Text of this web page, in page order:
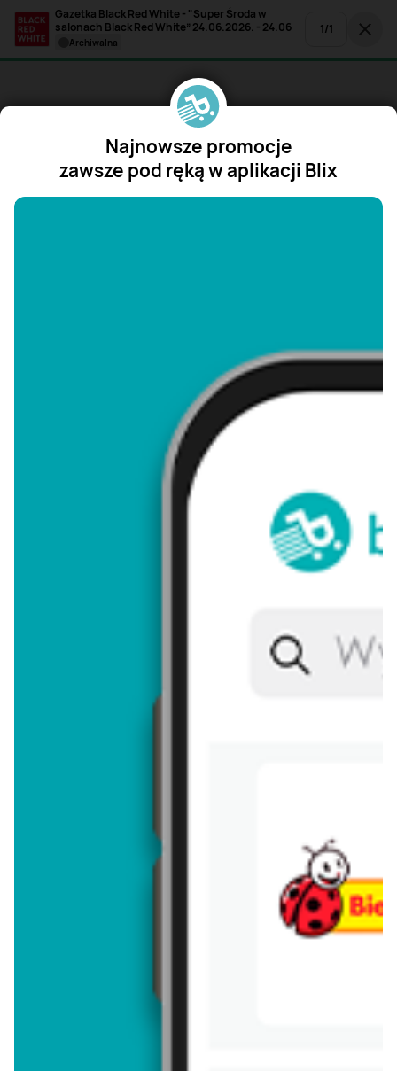
Gazetka Black Red White - "Super Środa w
salonach Black Red White” 24.06.2026. - 24.06
archiwalna
1/1
Najnowsze promocje
zawsze pod ręką w aplikacji Blix
"/>